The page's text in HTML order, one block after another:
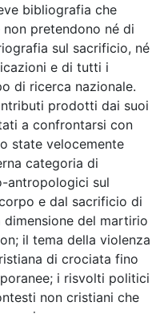
bibliografia che
pretendono né di
sul sacrificio, né
e di tutti i
di ricerca nazionale.
prodotti dai suoi
a confrontarsi con
state velocemente
categoria di
antropologici sul
e dal sacrificio di
del martirio
il tema della violenza
di crociata fino
i risvolti politici
non cristiani che